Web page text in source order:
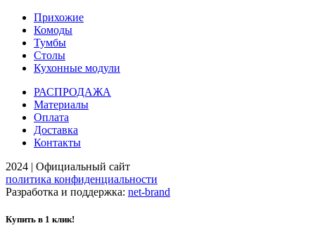
Прихожие
Комоды
Тумбы
Столы
Кухонные модули
РАСПРОДАЖА
Материалы
Оплата
Доставка
Контакты
2024 | Официальный сайт
политика конфиденциальности
Разработка и поддержка: net-brand
Купить в 1 клик!